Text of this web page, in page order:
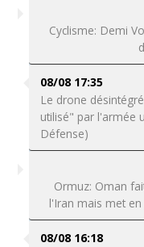
Cyclisme: Demi
08/08 17:35
Le drone
utilisé" par l'armée
Défense)
Ormuz: Oman
l'Iran mais met
08/08 16:18